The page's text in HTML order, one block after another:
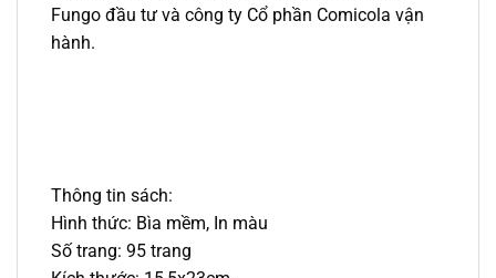
Fungo đầu tư và công ty Cổ phần Comicola vận
hành.
Thông tin sách:
Hình thức: Bìa mềm, In màu
Số trang: 95 trang